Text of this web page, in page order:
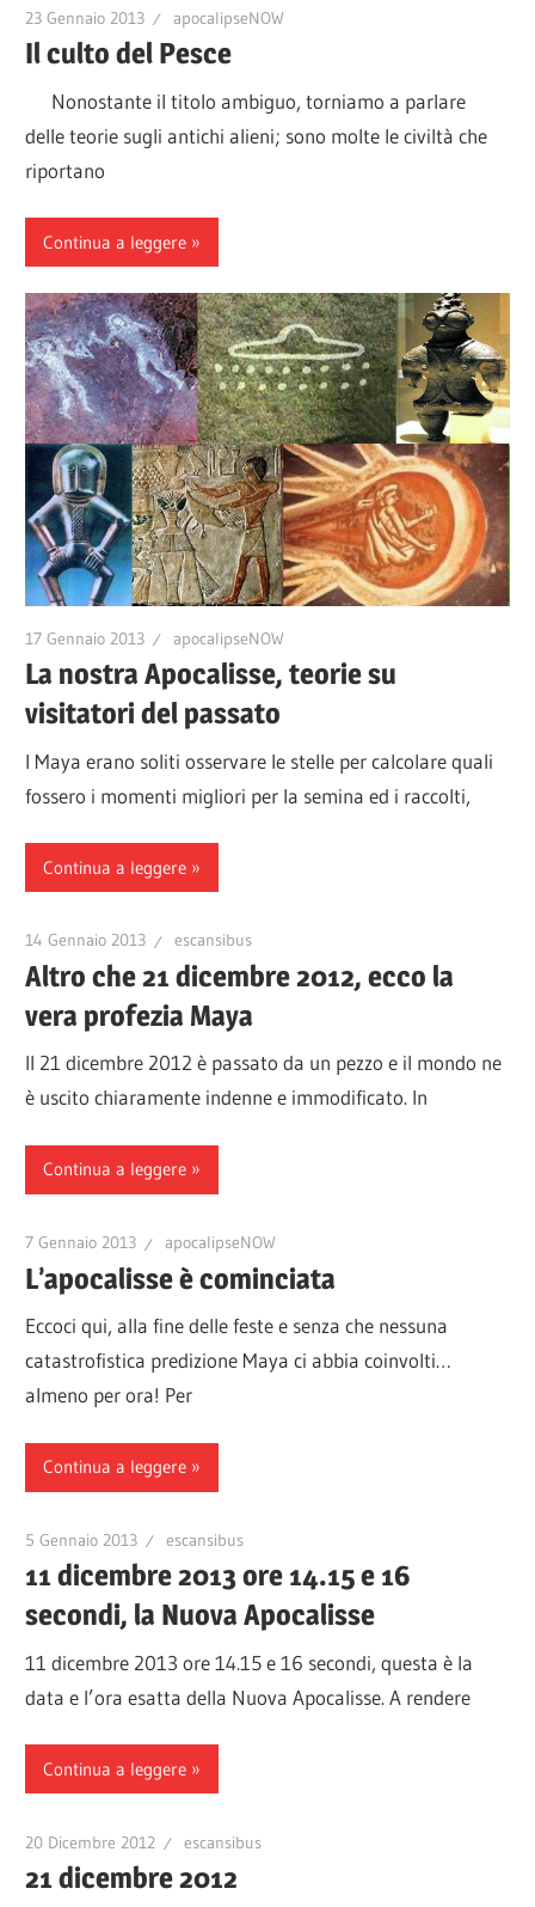
23 Gennaio 2013 apocalipseNOW
Il culto del Pesce
Nonostante il titolo ambiguo, torniamo a parlare
delle teorie sugli antichi alieni; sono molte le civiltà che
riportano
Continua a leggere
17 Gennaio 2013 apocalipseNOW
La nostra Apocalisse, teorie su
visitatori del passato
I Maya erano soliti osservare le stelle per calcolare quali
fossero i momenti migliori per la semina ed i raccolti,
Continua a leggere
14 Gennaio 2013 escansibus
Altro che 21 dicembre 2012, ecco la
vera profezia Maya
Il 21 dicembre 2012 è passato da un pezzo e il mondo ne
è uscito chiaramente indenne e immodificato. In
Continua a leggere
7 Gennaio 2013 apocalipseNOW
L’apocalisse è cominciata
Eccoci qui, alla fine delle feste e senza che nessuna
catastrofistica predizione Maya ci abbia coinvolti…
almeno per ora! Per
Continua a leggere
5 Gennaio 2013 escansibus
11 dicembre 2013 ore 14.15 e 16
secondi, la Nuova Apocalisse
11 dicembre 2013 ore 14.15 e 16 secondi, questa è la
data e l’ora esatta della Nuova Apocalisse. A rendere
Continua a leggere
20 Dicembre 2012 escansibus
21 dicembre 2012